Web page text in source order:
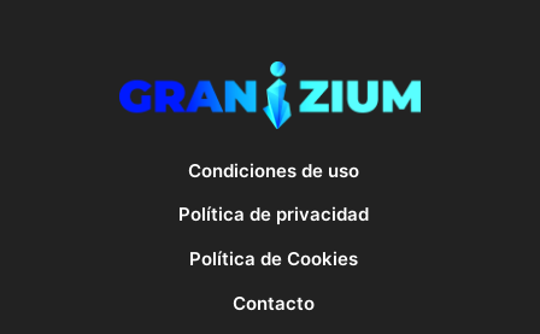
Condiciones de uso
Política de privacidad
Política de Cookies
Contacto